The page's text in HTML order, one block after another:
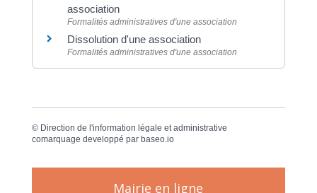
association
Formalités administratives d'une association
Dissolution d'une association
Formalités administratives d'une association
© Direction de l'information légale et administrative
comarquage developpé par baseo.io
Mairie en ligne